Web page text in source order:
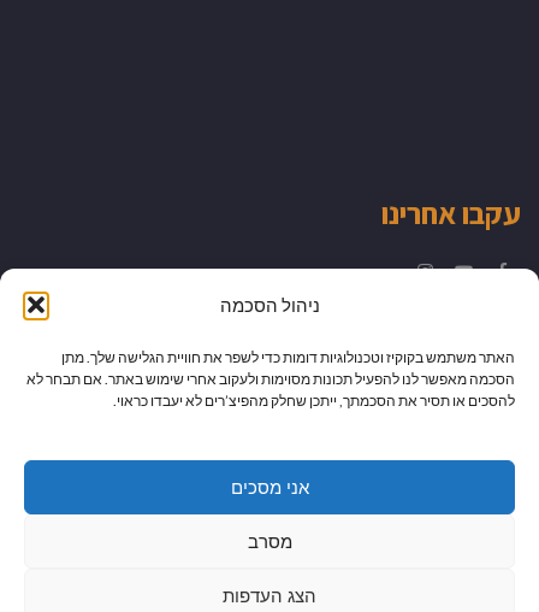
ניהול הסכמה
האתר משתמש בקוקיז וטכנולוגיות דומות כדי לשפר את חוויית הגלישה שלך. מתן
הסכמה מאפשר לנו להפעיל תכונות מסוימות ולעקוב אחרי שימוש באתר. אם תבחר לא
להסכים או תסיר את הסכמתך, ייתכן שחלק מהפיצ’רים לא יעבדו כראוי.
אני מסכים
מסרב
הצג העדפות
עקבו אחרינו